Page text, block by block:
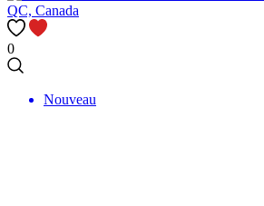
0
Nouveau